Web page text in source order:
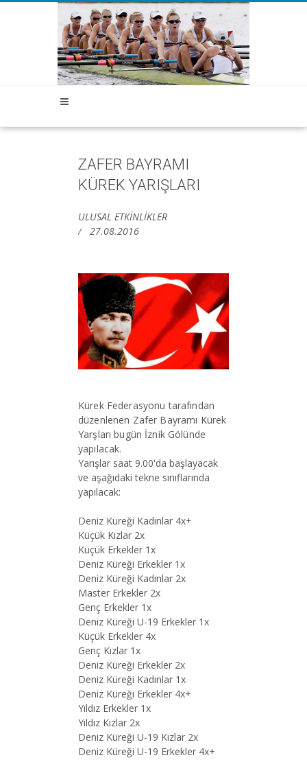
ZAFER BAYRAMI
KÜREK YARIŞLARI
ULUSAL ETKİNLİKLER
27.08.2016
Kürek Federasyonu tarafından
düzenlenen Zafer Bayramı Kürek
Yarşları bugün İznik Gölünde
yapılacak.
Yarışlar saat 9.00'da başlayacak
ve aşağıdaki tekne sınıflarında
yapılacak:
Deniz Küreği Kadınlar 4x+
Küçük Kızlar 2x
Küçük Erkekler 1x
Deniz Küreği Erkekler 1x
Deniz Küreği Kadınlar 2x
Master Erkekler 2x
Genç Erkekler 1x
Deniz Küreği U-19 Erkekler 1x
Küçük Erkekler 4x
Genç Kızlar 1x
Deniz Küreği Erkekler 2x
Deniz Küreği Kadınlar 1x
Deniz Küreği Erkekler 4x+
Yıldız Erkekler 1x
Yıldız Kızlar 2x
Deniz Küreği U-19 Kızlar 2x
Deniz Küreği U-19 Erkekler 4x+